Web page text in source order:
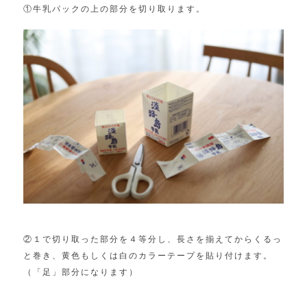
①牛乳パックの上の部分を切り取ります。
②１で切り取った部分を４等分し、長さを揃えてからくるっ
と巻き、黄色もしくは白のカラーテープを貼り付けます。
（「足」部分になります）